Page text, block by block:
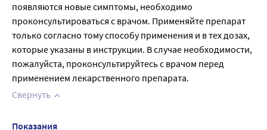
появляются новые симптомы, необходимо
проконсультироваться с врачом. Применяйте препарат
только согласно тому способу применения и в тех дозах,
которые указаны в инструкции. В случае необходимости,
пожалуйста, проконсультируйтесь с врачом перед
применением лекарственного препарата.
Свернуть
Показания